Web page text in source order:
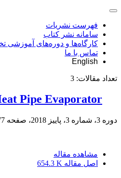
فهرست نشریات
سامانه نشر کتاب
کارگاه‌ها و دوره‌های آموزشی
تماس با ما
English
تعداد مقالات: 3
Pipe Evaporator
دوره 3، شماره 3، پاییز 2018، صفحه
مشاهده مقاله
اصل مقاله 654.3 K